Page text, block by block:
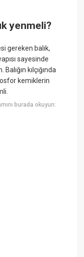
yenmeli?
gereken balık,
sayesinde
kılçığında
kemiklerin
burada okuyun: